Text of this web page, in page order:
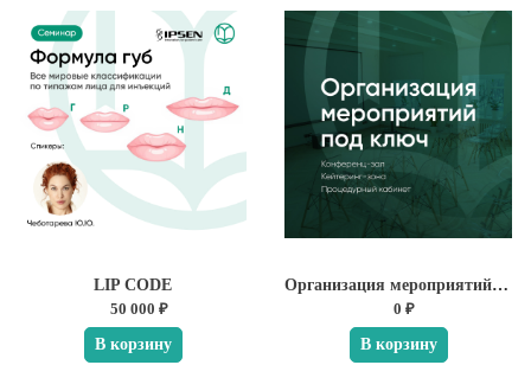
LIP CODE
50 000 ₽
В корзину
Организация мероприятий под ключ
0 ₽
В корзину